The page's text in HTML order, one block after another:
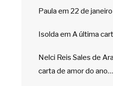
Paula em 22 de janeiro
Isolda em A última
Nelci Reis Sales de
carta de amor do ano…